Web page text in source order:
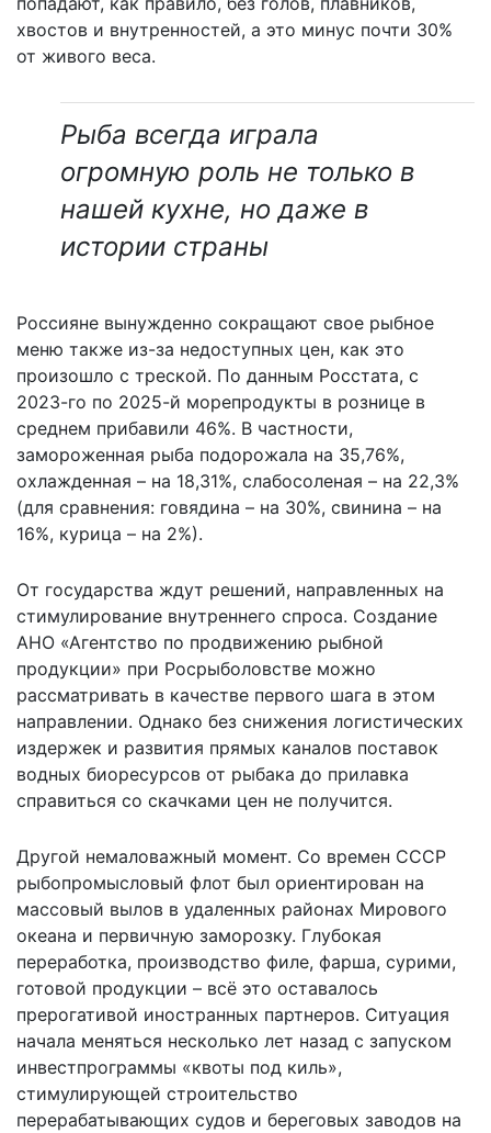
хвостов и внутренностей, а это минус почти 30%
от живого веса.
Рыба всегда играла
огромную роль не только в
нашей кухне, но даже в
истории страны
Россияне вынужденно сокращают свое рыбное
меню также из-за недоступных цен, как это
произошло с треской. По данным Росстата, с
2023-го по 2025-й морепродукты в рознице в
среднем прибавили 46%. В частности,
замороженная рыба подорожала на 35,76%,
охлажденная – на 18,31%, слабосоленая – на 22,3%
(для сравнения: говядина – на 30%, свинина – на
16%, курица – на 2%).
От государства ждут решений, направленных на
стимулирование внутреннего спроса. Создание
АНО «Агентство по продвижению рыбной
продукции» при Росрыболовстве можно
рассматривать в качестве первого шага в этом
направлении. Однако без снижения логистических
издержек и развития прямых каналов поставок
водных биоресурсов от рыбака до прилавка
справиться со скачками цен не получится.
Другой немаловажный момент. Со времен СССР
рыбопромысловый флот был ориентирован на
массовый вылов в удаленных районах Мирового
океана и первичную заморозку. Глубокая
переработка, производство филе, фарша, сурими,
готовой продукции – всё это оставалось
прерогативой иностранных партнеров. Ситуация
начала меняться несколько лет назад с запуском
инвестпрограммы «квоты под киль»,
стимулирующей строительство
перерабатывающих судов и береговых заводов на